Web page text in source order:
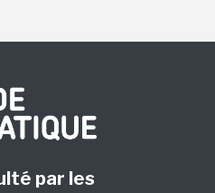
par les